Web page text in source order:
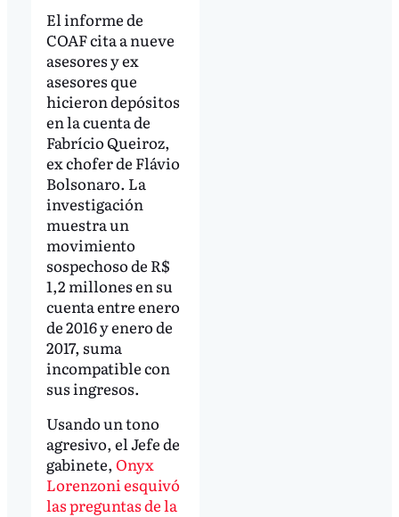
El informe de
COAF cita a nueve
asesores y ex
asesores que
hicieron depósitos
en la cuenta de
Fabrício Queiroz,
ex chofer de Flávio
Bolsonaro. La
investigación
muestra un
movimiento
sospechoso de R$
1,2 millones en su
cuenta entre enero
de 2016 y enero de
2017, suma
incompatible con
sus ingresos.
Usando un tono
agresivo, el Jefe de
gabinete, Onyx
Lorenzoni esquivó
las preguntas de la